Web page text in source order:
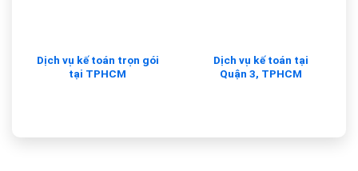
Dịch vụ kế toán trọn gói
tại TPHCM
Dịch vụ kế toán tại
Quận 3, TPHCM